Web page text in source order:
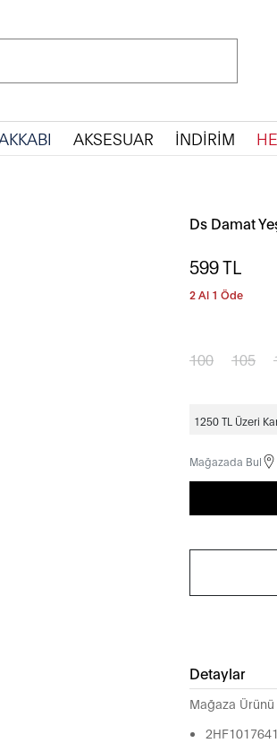
AKSESUAR İNDİRİM
Ds Damat
599TL
2 Al 1 Öde
100 105
1250 TL Üzeri
Mağazada Bul
Detaylar
Mağaza Ürünü